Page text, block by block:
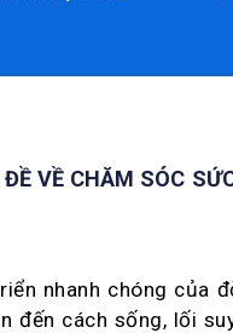
ĐỀ VỀ CHĂM SÓC
nhanh chóng của
đến cách sống, lối